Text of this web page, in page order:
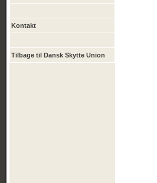
Kontakt
Tilbage til Dansk Skytte Union